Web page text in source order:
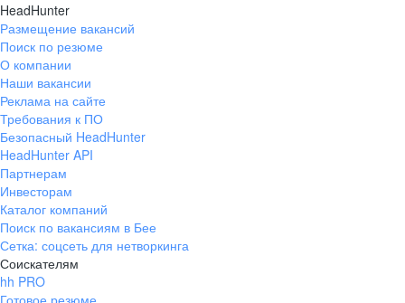
HeadHunter
Размещение вакансий
Поиск по резюме
О компании
Наши вакансии
Реклама на сайте
Требования к ПО
Безопасный HeadHunter
HeadHunter API
Партнерам
Инвесторам
Каталог компаний
Поиск по вакансиям в Бее
Сетка: соцсеть для нетворкинга
Соискателям
hh PRO